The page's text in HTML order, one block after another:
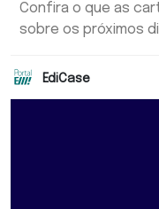
Confira o que as
sobre os próximos
EdiCase